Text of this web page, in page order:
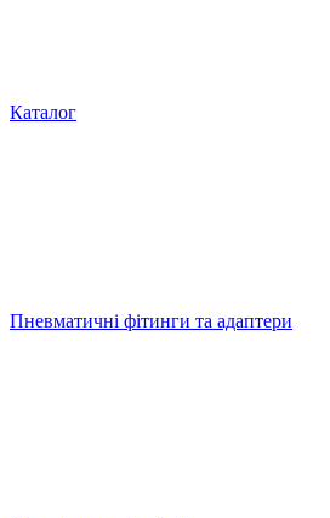
Каталог
Пневматичні фітинги та адаптери